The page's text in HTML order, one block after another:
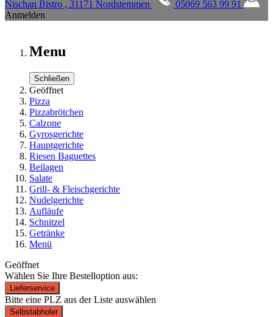
Nischan Bistro , 31171 Nordstemmen
05069 563 99 91
Anmelden
Menu
Schließen
Geöffnet
Pizza
Pizzabrötchen
Calzone
Gyrosgerichte
Hauptgerichte
Riesen Baguettes
Beilagen
Salate
Grill- & Fleischgerichte
Nudelgerichte
Aufläufe
Schnitzel
Getränke
Menü
Geöffnet
Wählen Sie Ihre Bestelloption aus:
Lieferservice
Bitte eine PLZ aus der Liste auswählen
Selbstabholer